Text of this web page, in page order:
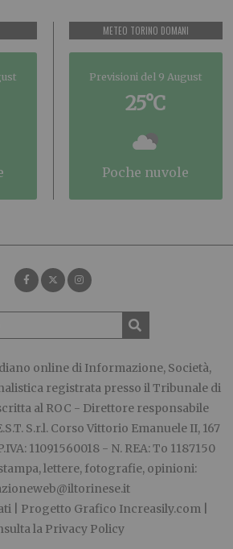
METEO TORINO DOMANI
Previsioni del 9 August
25°C
poche nuvole
online di Informazione, Società,
registrata presso il Tribunale di
al ROC - Direttore responsabile
S.r.l. Corso Vittorio Emanuele II, 167
11091560018 - N. REA: To 1187150
lettere, fotografie, opinioni:
| Progetto Grafico Increasily.com
la Privacy Policy